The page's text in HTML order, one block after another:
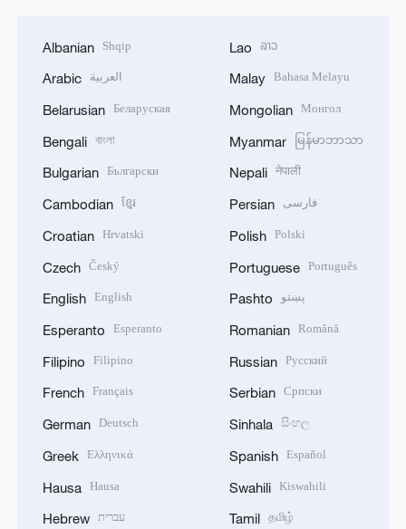
Albanian Shqip
Arabic العربية
Belarusian Беларуская
Bengali বাংলা
Bulgarian Български
Cambodian ខ្មែរ
Croatian Hrvatski
Czech Český
English English
Esperanto Esperanto
Filipino Filipino
French Français
German Deutsch
Greek Ελληνικά
Hausa Hausa
Hebrew עברית
Lao ລາວ
Malay Bahasa Melayu
Mongolian Монгол
Myanmar မြန်မာဘာသာ
Nepali नेपाली
Persian فارسی
Polish Polski
Portuguese Português
Pashto پښتو
Romanian Română
Russian Русский
Serbian Српски
Sinhala සිංහල
Spanish Español
Swahili Kiswahili
Tamil தமிழ்